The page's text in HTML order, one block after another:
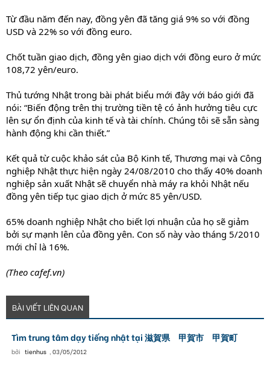
Từ đầu năm đến nay, đồng yên đã tăng giá 9% so với đồng
USD và 22% so với đồng euro.
Chốt tuần giao dịch, đồng yên giao dịch với đồng euro ở mức
108,72 yên/euro.
Thủ tướng Nhật trong bài phát biểu mới đây với báo giới đã
nói: “Biến động trên thị trường tiền tệ có ảnh hưởng tiêu cực
lên sự ổn định của kinh tế và tài chính. Chúng tôi sẽ sẵn sàng
hành động khi cần thiết.”
Kết quả từ cuộc khảo sát của Bộ Kinh tế, Thương mại và Công
nghiệp Nhật thực hiện ngày 24/08/2010 cho thấy 40% doanh
nghiệp sản xuất Nhật sẽ chuyển nhà máy ra khỏi Nhật nếu
đồng yên tiếp tục giao dịch ở mức 85 yên/USD.
65% doanh nghiệp Nhật cho biết lợi nhuận của họ sẽ giảm
bởi sự mạnh lên của đồng yên. Con số này vào tháng 5/2010
mới chỉ là 16%.
(Theo cafef.vn)
BÀI VIẾT LIÊN QUAN
Tìm trung tâm dạy tiếng nhật tại 滋賀県 甲賀市 甲賀町
bởi tienhus , 03/05/2012